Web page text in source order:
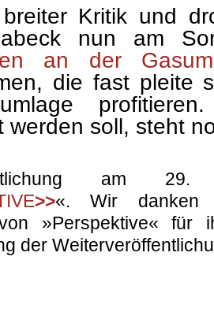
Kritik und
nun am
an der
die fast pleite
werden soll, steht
am
>>«. Wir danken
»Perspektive« für
der